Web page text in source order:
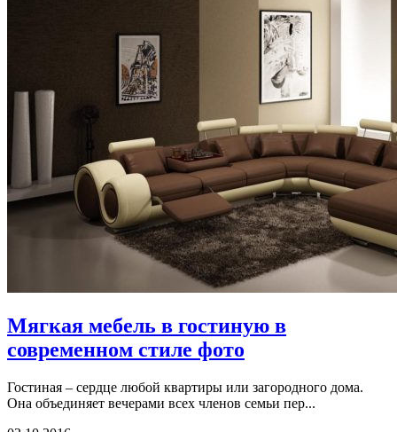
Мягкая мебель в гостиную в
современном стиле фото
Гостиная – сердце любой квартиры или загородного дома.
Она объединяет вечерами всех членов семьи пер...